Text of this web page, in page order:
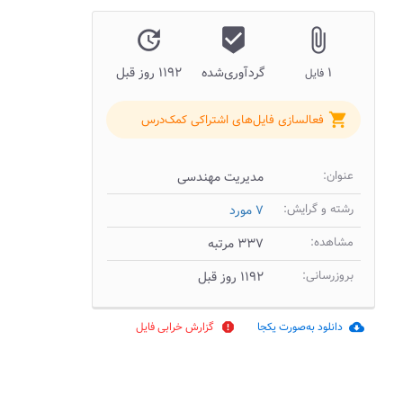
attach_file
۱ فایل
beenhere
گردآوری‌شده
update
۱۱۹۲ روز قبل
shopping_cart فعالسازی فایل‌های اشتراکی کمک‌درس
عنوان: مدیریت مهندسی
رشته و گرایش: ۷ مورد
مشاهده: ۳۳۷ مرتبه
بروزرسانی: ۱۱۹۲ روز قبل
cloud_download دانلود به‌صورت یکجا report گزارش خرابی فایل